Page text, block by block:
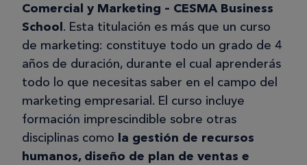
Comercial y Marketing – CESMA Business
School. Esta titulación es más que un curso
de marketing: constituye todo un grado de 4
años de duración, durante el cual aprenderás
todo lo que necesitas saber en el campo del
marketing empresarial. El curso incluye
formación imprescindible sobre otras
disciplinas como la gestión de recursos
humanos, diseño de plan de ventas e